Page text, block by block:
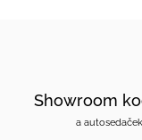
Showroom
a autosedaček